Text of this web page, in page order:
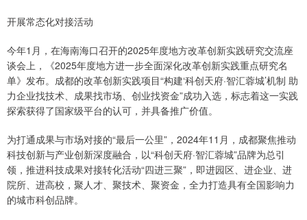
开展常态化对接活动
今年1月，在海南海口召开的2025年度地方改革创新实践研究交流座
谈会上，《2025年度地方进一步全面深化改革创新实践重点研究名
单》发布。成都的改革创新实践项目“构建‘科创天府·智汇蓉城’机制 助
力企业找技术、成果找市场、创业找资金”成功入选，标志着这一实践
探索获得了国家级平台的认可，并具备推广价值。
为打通成果与市场对接的“最后一公里”，2024年11月，成都聚焦推动
科技创新与产业创新深度融合，以“科创天府·智汇蓉城”品牌为总引
领，推进科技成果对接转化活动“四进三聚”，即进园区、进企业、进
院所、进高校，聚人才、聚技术、聚资金，全力打造具有全国影响力
的城市科创品牌。